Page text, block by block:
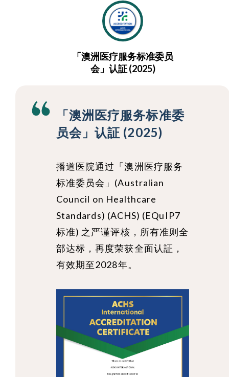
「澳洲医疗服务标准委员
会」认証 (2025)
「澳洲医疗服务标准委
员会」认証 (2025)
播道医院通过「澳洲医疗服务
标准委员会」(Australian
Council on Healthcare
Standards) (ACHS) (EQuIP7
标准) 之严谨评核，所有准则全
部达标，再度荣获全面认証，
有效期至2028年。